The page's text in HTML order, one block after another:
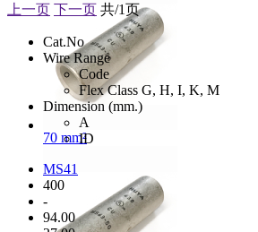
70 mm²
上一页 下一页 共/1页
Cat.No
Wire Range
Code
Flex Class G, H, I, K, M
Dimension (mm.)
A
ID
MS41
400
-
94.00